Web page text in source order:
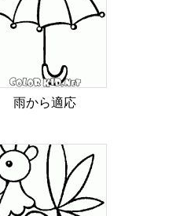
雨から適応